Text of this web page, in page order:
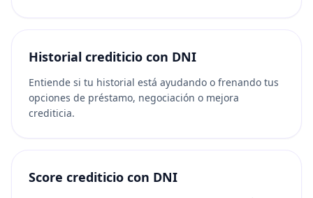
Historial crediticio con DNI
Entiende si tu historial está ayudando o frenando tus
opciones de préstamo, negociación o mejora
crediticia.
Score crediticio con DNI